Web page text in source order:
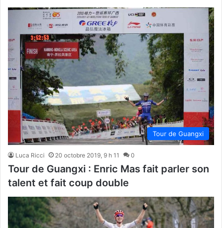
Tour de Guangxi
Luca Ricci 20 octobre 2019, 9 h 11 0
Tour de Guangxi : Enric Mas fait parler son
talent et fait coup double